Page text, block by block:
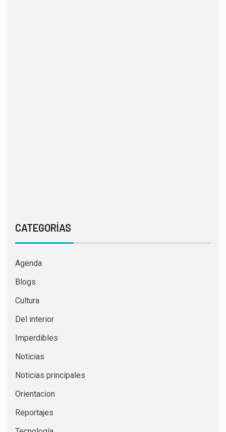
CATEGORÍAS
Agenda
Blogs
Cultura
Del interior
Imperdibles
Noticias
Noticias principales
Orientacion
Reportajes